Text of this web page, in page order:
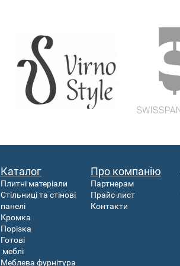
Каталог
Плитні матеріали
Стільниці та стінові
панелі
Кромка
Порізка
Готові
меблі
Меблева фурнітура
Про компанію
Партнерам
Прайс-лист
Контакти